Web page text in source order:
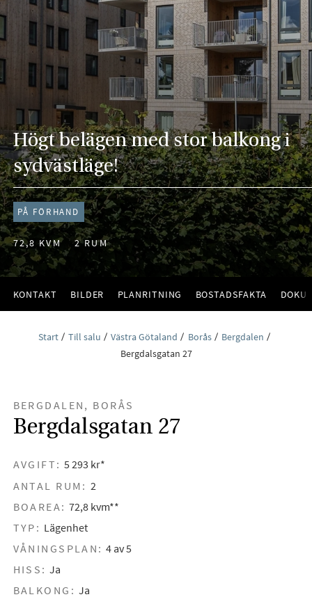
Högt belägen med stor balkong i
sydvästläge!
PÅ FÖRHAND
72,8 KVM 2 RUM
KONTAKT BILDER PLANRITNING BOSTADSFAKTA
Start Till salu Västra Götaland Borås
Bergdalen
Bergdalsgatan 27
BERGDALEN, BORÅS
Bergdalsgatan 27
AVGIFT: 5 293 kr*
ANTAL RUM: 2
BOAREA: 72,8 kvm**
TYP: Lägenhet
VÅNINGSPLAN: 4 av 5
HISS: Ja
BALKONG: Ja